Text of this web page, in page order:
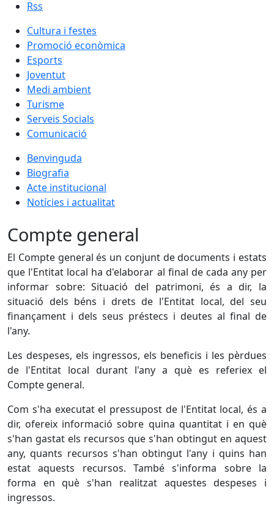
Rss
Cultura i festes
Promoció econòmica
Esports
Joventut
Medi ambient
Turisme
Serveis Socials
Comunicació
Benvinguda
Biografia
Acte institucional
Notícies i actualitat
Compte general
El Compte general és un conjunt de documents i estats
que l'Entitat local ha d'elaborar al final de cada any per
informar sobre: Situació del patrimoni, és a dir, la
situació dels béns i drets de l'Entitat local, del seu
finançament i dels seus préstecs i deutes al final de
l'any.
Les despeses, els ingressos, els beneficis i les pèrdues
de l'Entitat local durant l'any a què es referiex el
Compte general.
Com s'ha executat el pressupost de l'Entitat local, és a
dir, ofereix informació sobre quina quantitat i en què
s'han gastat els recursos que s'han obtingut en aquest
any, quants recursos s'han obtingut l'any i quins han
estat aquests recursos. També s'informa sobre la
forma en què s'han realitzat aquestes despeses i
ingressos.